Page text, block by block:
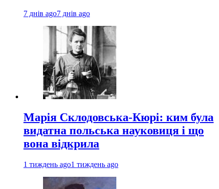
7 днів ago7 днів ago
Марія Склодовська-Кюрі: ким була
видатна польська науковиця і що
вона відкрила
1 тиждень ago1 тиждень ago